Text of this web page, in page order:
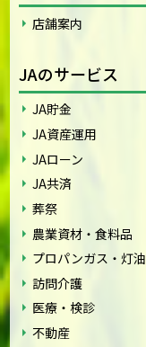
店舗案内
JAのサービス
JA貯金
JA資産運用
JAローン
JA共済
葬祭
農業資材・食料品
プロパンガス・灯油
訪問介護
医療・検診
不動産